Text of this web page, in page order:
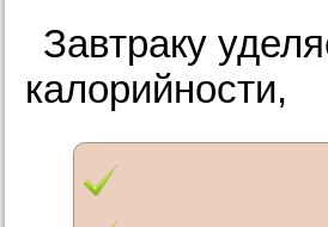
Завтраку
калорийности,